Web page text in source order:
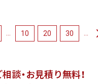
10 20 30
相談・お見積り無料！